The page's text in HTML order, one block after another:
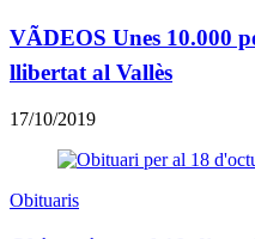
VÃDEOS Unes 10.000
llibertat al Vallès
17/10/2019
Obituaris